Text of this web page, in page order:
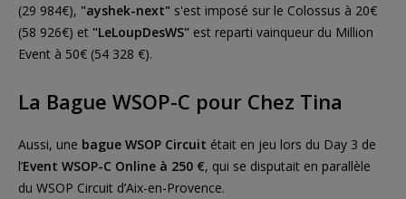
(29 984€), "ayshek-next" s'est imposé sur le Colossus à 20€
(58 926€) et "LeLoupDesWS" est reparti vainqueur du Million
Event à 50€ (54 328 €).
La Bague WSOP-C pour Chez Tina
Aussi, une bague WSOP Circuit était en jeu lors du Day 3 de
l’Event WSOP-C Online à 250 €, qui se disputait en parallèle
du WSOP Circuit d’Aix-en-Provence.